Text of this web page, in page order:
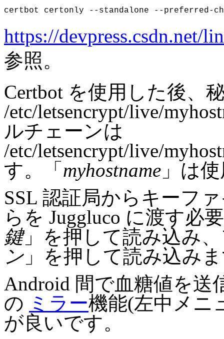
certbot certonly --standalone --preferred-
https://devpress.csdn.net/
参照。
Certbot を使用した後、
/etc/letsencrypt/live/
ルチェーンは
/etc/letsencrypt/live/
す。「 myhostname 」は
SSL 認証局からキーフ
らを Juggluco に渡す必
鍵」を押して読み込み
ン 」を押して読み込み
Android 間で血糖値を送
の ミラー機能(左中メ
が良いです。